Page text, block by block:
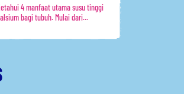
4 manfaat utama susu tinggi
bagi tubuh. Mulai dari...